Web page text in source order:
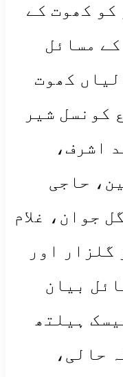
کو کھوت کے
مسائل
کھوت
کونسل شیر
اشرف،
حاجی
جوان، غلام
اور
بیان
ہیلتھ
حالی،